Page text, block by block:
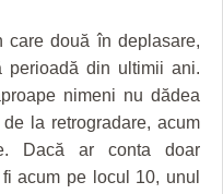
care două în deplasare,
perioadă din ultimii ani.
nimeni nu dădea
la retrogradare, acum
Dacă ar conta doar
acum pe locul 10, unul